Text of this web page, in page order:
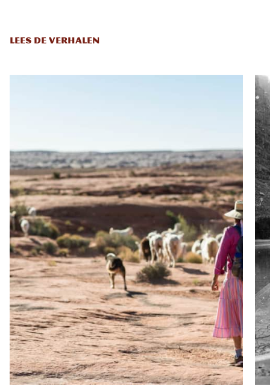
LEES DE VERHALEN